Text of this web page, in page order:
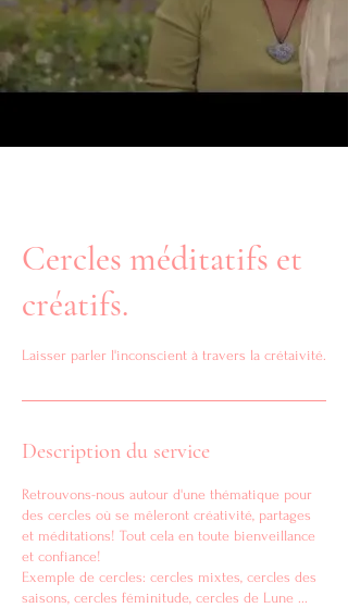
Cercles méditatifs et
créatifs.
Laisser parler l'inconscient à travers la crétaivité.
Description du service
Retrouvons-nous autour d'une thématique pour
des cercles où se mêleront créativité, partages
et méditations! Tout cela en toute bienveillance
et confiance!
Exemple de cercles: cercles mixtes, cercles des
saisons, cercles féminitude, cercles de Lune ...